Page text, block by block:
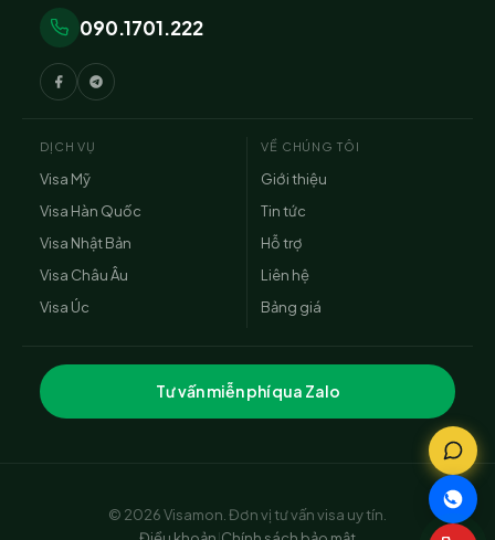
090.1701.222
DỊCH VỤ
Visa Mỹ
Visa Hàn Quốc
Visa Nhật Bản
Visa Châu Âu
Visa Úc
VỀ CHÚNG TÔI
Giới thiệu
Tin tức
Hỗ trợ
Liên hệ
Bảng giá
Tư vấn miễn phí qua Zalo
© 2026 Visamon. Đơn vị tư vấn visa uy tín.